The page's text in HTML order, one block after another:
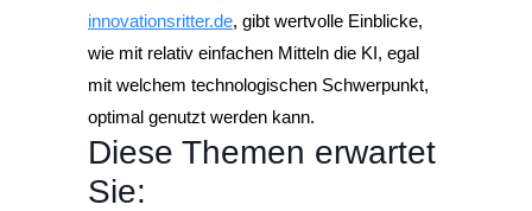
innovationsritter.de, gibt wertvolle Einblicke,
wie mit relativ einfachen Mitteln die KI, egal
mit welchem technologischen Schwerpunkt,
optimal genutzt werden kann.
Diese Themen erwartet
Sie: